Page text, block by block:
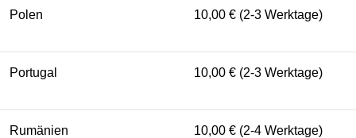
Polen 10,00 € (2-3 Werktage)
Portugal 10,00 € (2-3 Werktage)
Rumänien 10,00 € (2-4 Werktage)